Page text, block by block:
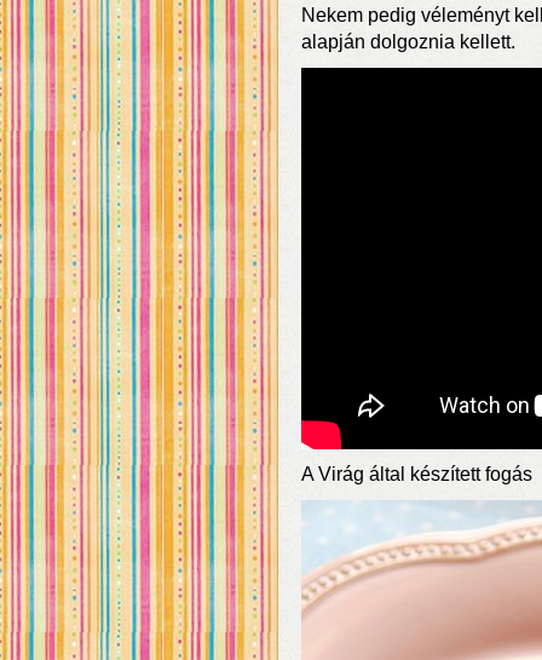
Nekem pedig véleményt
alapján dolgoznia kellett.
A Virág által készített fogás